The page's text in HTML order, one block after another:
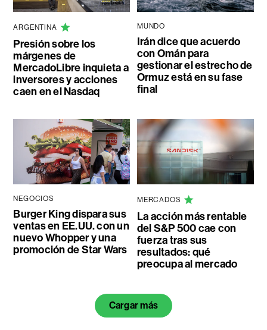
ARGENTINA
Presión sobre los
márgenes de
MercadoLibre inquieta a
inversores y acciones
caen en el Nasdaq
MUNDO
Irán dice que acuerdo
con Omán para
gestionar el estrecho de
Ormuz está en su fase
final
NEGOCIOS
Burger King dispara sus
ventas en EE.UU. con un
nuevo Whopper y una
promoción de Star Wars
MERCADOS
La acción más rentable
del S&P 500 cae con
fuerza tras sus
resultados: qué
preocupa al mercado
Cargar más